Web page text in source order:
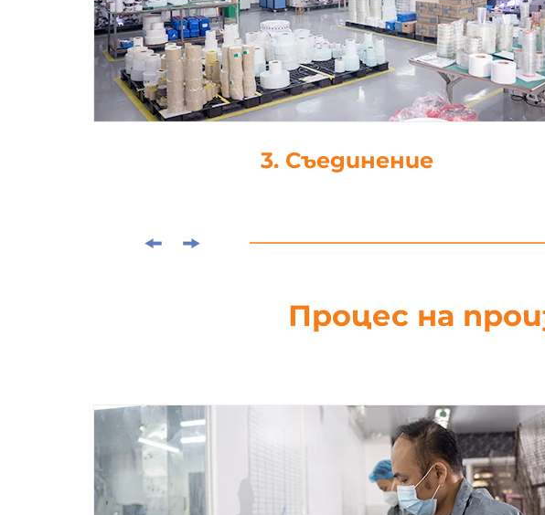
3. Съединение
Процес на